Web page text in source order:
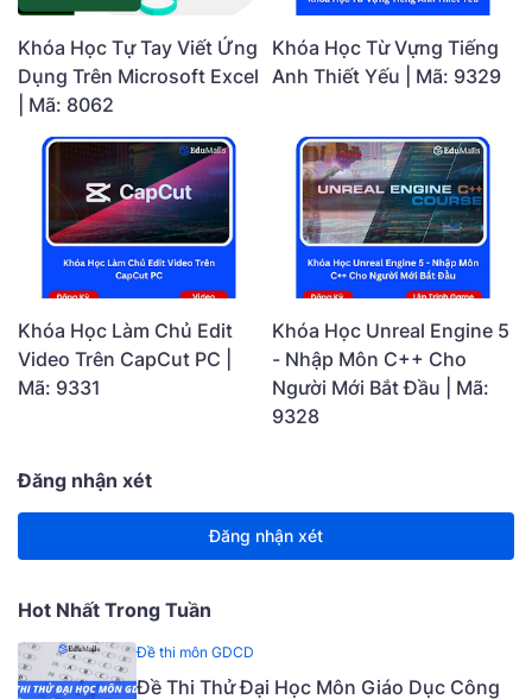
Khóa Học Tự Tay Viết Ứng
Dụng Trên Microsoft Excel
| Mã: 8062
Khóa Học Từ Vựng Tiếng
Anh Thiết Yếu | Mã: 9329
Khóa Học Làm Chủ Edit
Video Trên CapCut PC |
Mã: 9331
Khóa Học Unreal Engine 5
- Nhập Môn C++ Cho
Người Mới Bắt Đầu | Mã:
9328
Đăng nhận xét
Đăng nhận xét
Hot Nhất Trong Tuần
Đề thi môn GDCD
Đề Thi Thử Đại Học Môn Giáo Dục Công